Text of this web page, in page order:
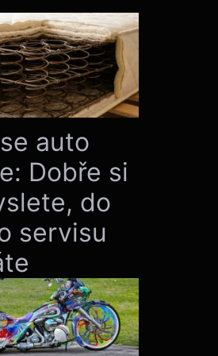
auto
Dobře si
do
servisu